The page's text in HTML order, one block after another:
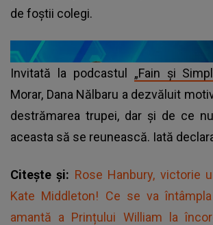
de foștii colegi.
Invitată la podcastul „Fain și
Morar, Dana Nălbaru a dezvăluit
destrămarea trupei, dar și de ce
aceasta să se reunească. Iată
Citește și: Rose Hanbury, victorie
Kate Middleton! Ce se va
amantă a Prințului William la